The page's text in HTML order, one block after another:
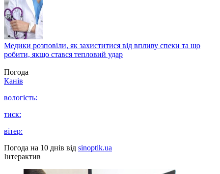
Медики розповіли, як захиститися від впливу спеки та що
робити, якщо стався тепловий удар
Погода
Канів
вологість:
тиск:
вітер:
Погода на 10 днів від sinoptik.ua
Інтерактив